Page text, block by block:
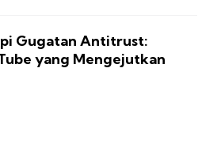
Gugatan Antitrust:
yang Mengejutkan